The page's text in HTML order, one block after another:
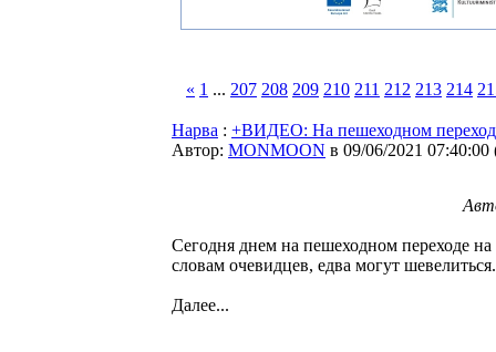
« 1 ... 207 208 209 210 211 212 213 214
Нарва : +ВИДЕО: На пешеходном
Автор: MONMOON в 09/06/2021 07:40:00
Сегодня днем на пешеходном переходе
словам очевидцев, едва могут
Далее...